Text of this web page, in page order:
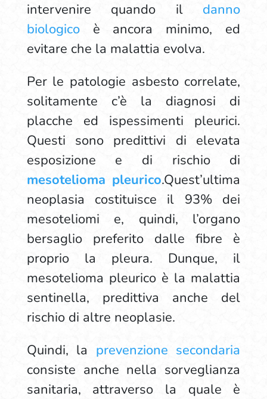
intervenire quando il danno
biologicoè ancora minimo, ed
evitare che la malattia evolva.
Per le patologie asbesto correlate,
solitamente c’è la diagnosi di
placche ed ispessimenti pleurici.
Questi sono predittivi di elevata
esposizione e di rischio di
mesotelioma pleurico.Quest’ultima
neoplasia costituisce il 93% dei
mesoteliomi e, quindi, l’organo
bersaglio preferito dalle fibre è
proprio la pleura. Dunque, il
mesotelioma pleurico è la malattia
sentinella, predittiva anche del
rischio di altre neoplasie.
Quindi, la prevenzione secondaria
consiste anche nella sorveglianza
sanitaria, attraverso la quale è